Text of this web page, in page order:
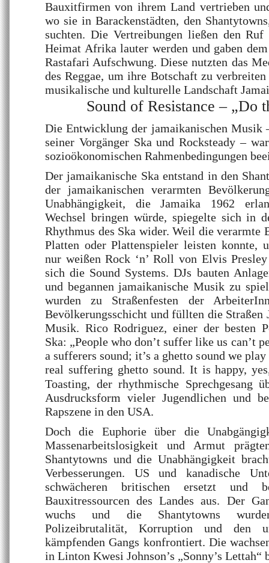
Bauxitfirmen von ihrem Land vertrieben
wo sie in Barackenstädten, den
suchten. Die Vertreibungen ließen den
Heimat Afrika lauter werden und gaben
Rastafari Aufschwung. Diese nutzten das
des Reggae, um ihre Botschaft zu
musikalische und kulturelle Landschaft
Sound of Resistance – „Do
Die Entwicklung der jamaikanischen Musik
seiner Vorgänger Ska und Rocksteady –
sozioökonomischen Rahmenbedingungen
Der jamaikanische Ska entstand in den
der jamaikanischen verarmten
Unabhängigkeit, die Jamaika 1962
Wechsel bringen würde, spiegelte sich in
Rhythmus des Ska wider. Weil die verarmte
Platten oder Plattenspieler leisten konnte,
nur weißen Rock ‘n’ Roll von Elvis
sich die Sound Systems. DJs bauten
und begannen jamaikanische Musik zu
wurden zu Straßenfesten der
Bevölkerungsschicht und füllten die Straßen
Musik. Rico Rodriguez, einer der besten
Ska: „People who don’t suffer like us can’t
a sufferers sound; it’s a ghetto sound we
real suffering ghetto sound. It is happy,
Toasting, der rhythmische Sprechgesang
Ausdrucksform vieler Jugendlichen und
Rapszene in den USA.
Doch die Euphorie über die
Massenarbeitslosigkeit und Armut
Shantytowns und die Unabhängigkeit
Verbesserungen. US und kanadische
schwächeren britischen ersetzt und
Bauxitressourcen des Landes aus. Der
wuchs und die Shantytowns
Polizeibrutalität, Korruption und den
kämpfenden Gangs konfrontiert. Die
in Linton Kwesi Johnson’s „Sonny’s Lettah“